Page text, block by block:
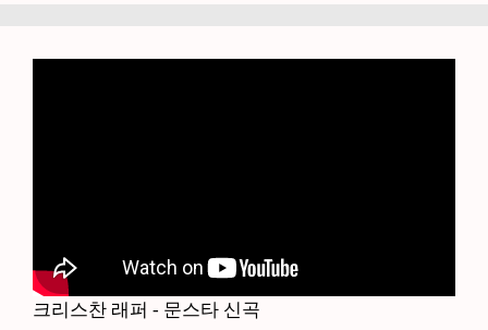
크리스찬 래퍼 - 문스타 신곡